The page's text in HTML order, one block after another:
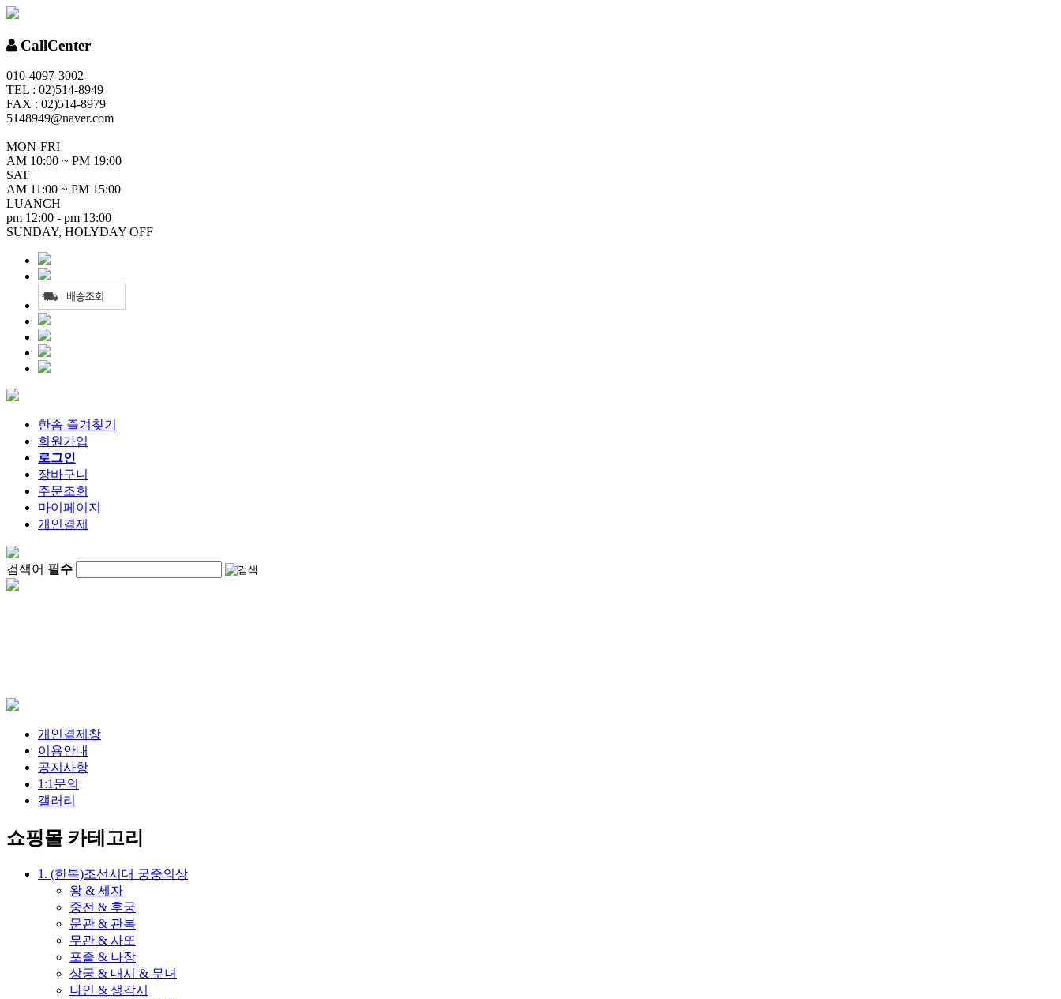
CallCenter
010-4097-3002
TEL : 02)514-8949
FAX : 02)514-8979
5148949@naver.com
MON-FRI
AM 10:00 ~ PM 19:00
SAT
AM 11:00 ~ PM 15:00
LUANCH
pm 12:00 - pm 13:00
SUNDAY, HOLYDAY OFF
한솜 즐겨찾기
회원가입
로그인
장바구니
주문조회
마이페이지
개인결제
검색어 필수
개인결제창
이용안내
공지사항
1:1문의
갤러리
쇼핑몰 카테고리
1. (한복)조선시대 궁중의상
왕 & 세자
중전 & 후궁
문관 & 관복
무관 & 사또
포졸 & 나장
상궁 & 내시 & 무녀
나인 & 생각시